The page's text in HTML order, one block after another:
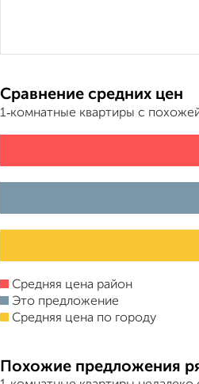
Сравнение средних цен
1‑комнатные квартиры с
Средняя цена район
Это предложение
Средняя цена по городу
Похожие предложения